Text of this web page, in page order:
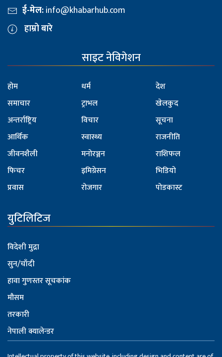
ई-मेल:info@khabarhub.com
हाम्रो बारे
साइट नेविगेशन
होम
समाचार
अन्तर्राष्ट्रिय
आर्थिक
जीवनशैली
फिचर
प्रवास
धर्म
ट्राभल
विचार
स्वास्थ्य
मनोरञ्जन
इमिग्रेसन
रोजगार
देश
खेलकुद
सूचना
राजनीति
राशिफल
भिडियो
पोडकास्ट
युटिलिटिज
विदेशी मुद्रा
सुन/चाँदी
हावा गुणस्तर सूचकांक
मौसम
तरकारी
नेपाली क्यालेन्डर